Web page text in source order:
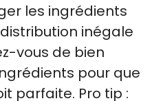
les ingrédients
inégale
vous de bien
pour que
parfaite. Pro tip :